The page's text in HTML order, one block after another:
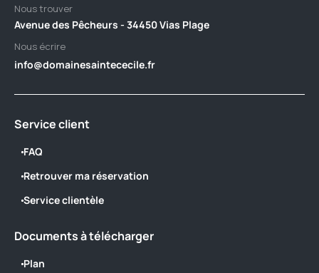
Nous trouver
Avenue des Pêcheurs - 34450 Vias Plage
Nous écrire
info@domainesaintececile.fr
Service client
FAQ
Retrouver ma réservation
Service clientèle
Documents à télécharger
Plan